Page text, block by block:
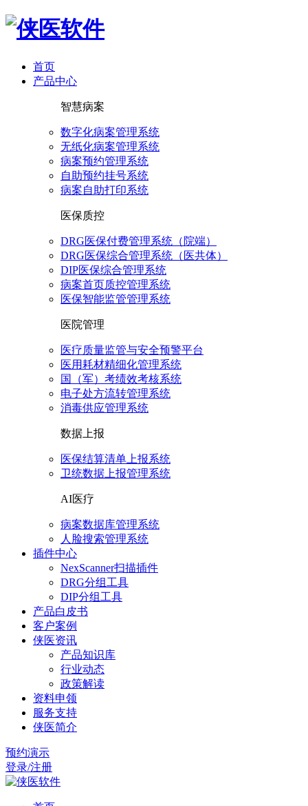
首页
产品中心
智慧病案
数字化病案管理系统
无纸化病案管理系统
病案预约管理系统
自助预约挂号系统
病案自助打印系统
医保质控
DRG医保付费管理系统（院端）
DRG医保综合管理系统（医共体）
DIP医保综合管理系统
病案首页质控管理系统
医保智能监管管理系统
医院管理
医疗质量监管与安全预警平台
医用耗材精细化管理系统
国（军）考绩效考核系统
电子处方流转管理系统
消毒供应管理系统
数据上报
医保结算清单上报系统
卫统数据上报管理系统
AI医疗
病案数据库管理系统
人脸搜索管理系统
插件中心
NexScanner扫描插件
DRG分组工具
DIP分组工具
产品白皮书
客户案例
侠医资讯
产品知识库
行业动态
政策解读
资料申领
服务支持
侠医简介
预约演示
登录/注册